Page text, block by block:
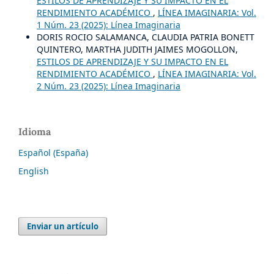
RENDIMIENTO ACADÉMICO , LÍNEA IMAGINARIA: Vol.
1 Núm. 23 (2025): Línea Imaginaria
DORIS ROCIO SALAMANCA, CLAUDIA PATRIA BONETT
QUINTERO, MARTHA JUDITH JAIMES MOGOLLON,
ESTILOS DE APRENDIZAJE Y SU IMPACTO EN EL
RENDIMIENTO ACADÉMICO , LÍNEA IMAGINARIA: Vol.
2 Núm. 23 (2025): Línea Imaginaria
Idioma
Español (España)
English
Enviar un artículo